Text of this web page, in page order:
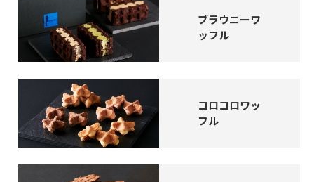
ブラウニーワ
ッフル
コロコロワッ
フル